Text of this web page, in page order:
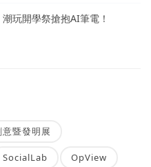
玩開學祭搶抱AI筆電！
暨發明展
SocialLab OpView